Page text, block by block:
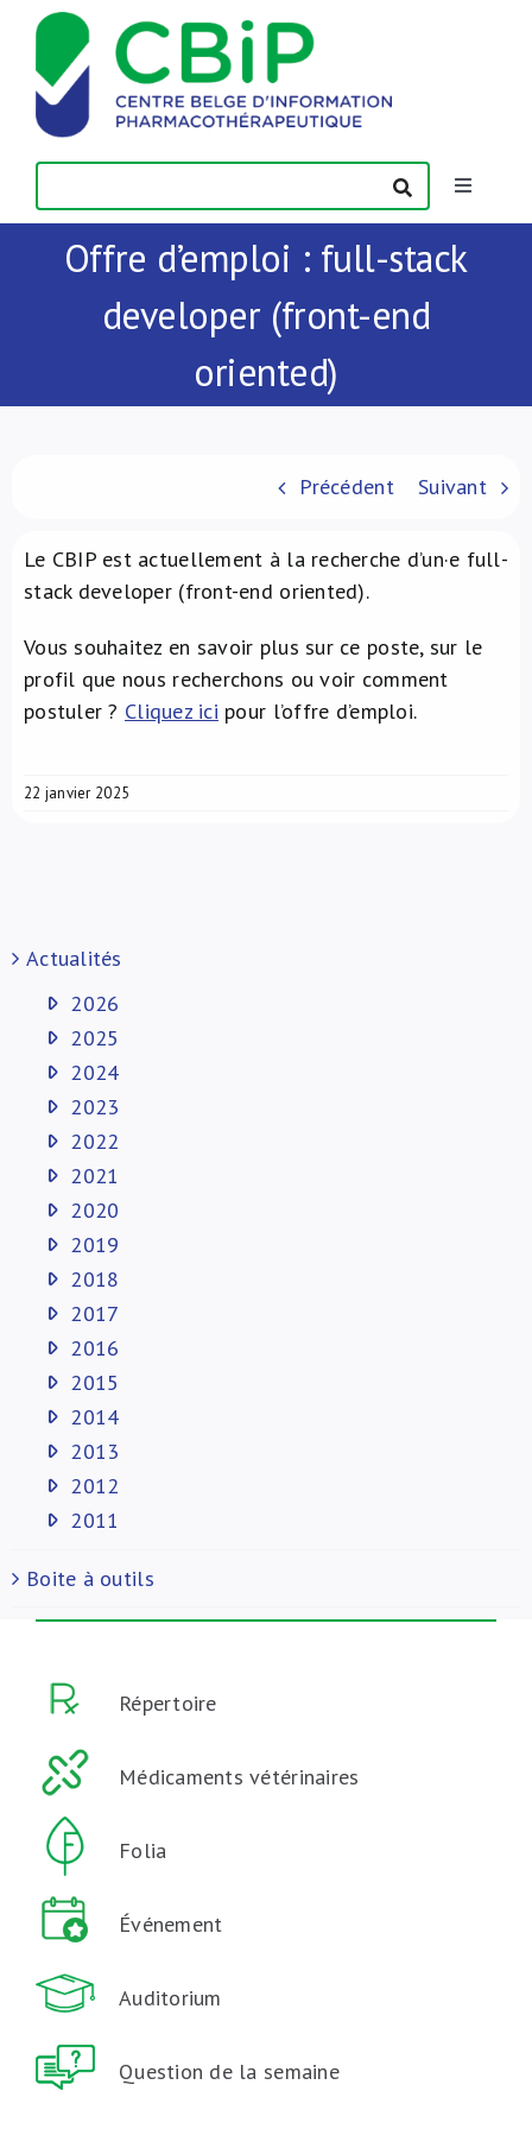
Passer
contenu
Toggle
Actualités
Publications
Formations
À propos de nous
Offre d’emploi : full-stack
developer (front-end
oriented)
Précédent Suivant
Le CBIP est actuellement à la recherche d’un·e full-
stack developer (front-end oriented).
Vous souhaitez en savoir plus sur ce poste, sur le
profil que nous recherchons ou voir comment
postuler ? Cliquez ici pour l’offre d’emploi.
22 janvier 2025
Actualités
2026
2025
2024
2023
2022
2021
2020
2019
2018
2017
2016
2015
2014
2013
2012
2011
Boite à outils
Répertoire
Médicaments vétérinaires
Folia
Événement
Auditorium
Question de la semaine